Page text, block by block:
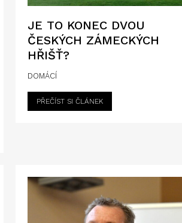
JE TO KONEC DVOU
ČESKÝCH ZÁMECKÝCH
HŘIŠŤ?
DOMÁCÍ
PŘEČÍST SI ČLÁNEK